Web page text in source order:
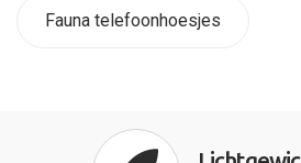
Fauna telefoonhoesjes